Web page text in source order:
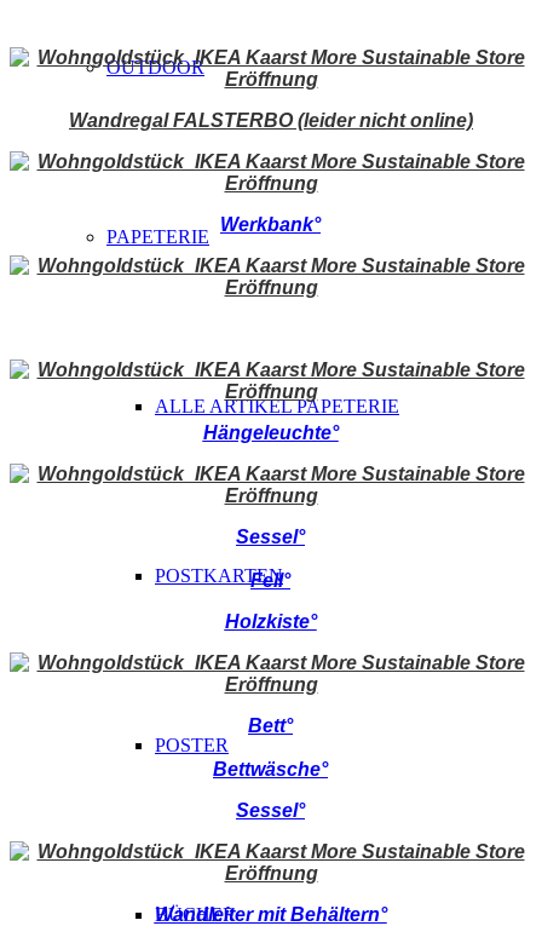
OUTDOOR
PAPETERIE
ALLE ARTIKEL PAPETERIE
POSTKARTEN
POSTER
BÜCHER
Wandregal FALSTERBO (leider nicht online)
Werkbank°
Hängeleuchte°
Sessel°
Fell°
Holzkiste°
Bett°
Bettwäsche°
Sessel°
Wandleiter mit Behältern°